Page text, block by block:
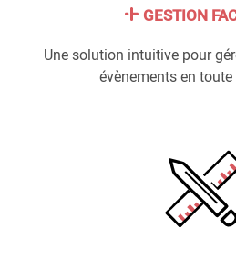
GESTION
Une solution intuitive pour
évènements en